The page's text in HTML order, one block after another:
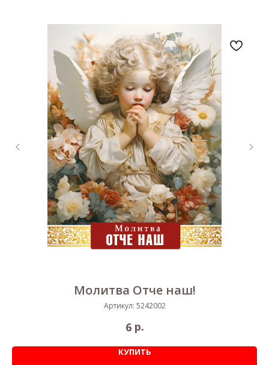
Молитва Отче наш!
Артикул: 5242002
6 р.
КУПИТЬ